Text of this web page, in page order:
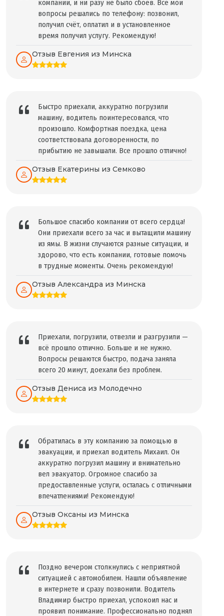
компании, и ни разу не было сбоев. Все мои
вопросы решались по телефону: позвонил,
получил счёт, оплатил и в установленное
время получил услугу. Рекомендую!
Отзыв Евгения из Минска
Быстро приехали, аккуратно погрузили
машину, водитель поинтересовался, что
произошло. Комфортная поездка, цена
соответствовала договоренности, по
прибытию не завышали. Все прошло отлично!
Отзыв Екатерины из Семково
Большое спасибо компании от всего сердца!
Они приехали всего за час и вытащили машину
из ямы. В жизни случаются разные ситуации, и
здорово, что есть компании, готовые помочь
в трудные моменты. Очень рекомендую!
Отзыв Александра из Минска
Приехали, погрузили, отвезли и разгрузили —
всё прошло отлично. Больше и не нужно.
Вопросы решаются быстро, подача заняла
всего 20 минут, доехали без проблем.
Отзыв Дениса из Молодечно
Обратилась в эту компанию за помощью в
эвакуации, и приехал водитель Михаил. Он
аккуратно погрузил машину и внимательно
вел эвакуатор. Огромное спасибо за
предоставленные услуги, осталась с отличными
впечатлениями! Рекомендую!
Отзыв Оксаны из Минска
Поздно вечером столкнулись с неприятной
ситуацией с автомобилем. Нашли объявление
в интернете и сразу позвонили. Водитель
Владимир быстро приехал, успокоил нас и
проявил понимание. Профессионально поднял